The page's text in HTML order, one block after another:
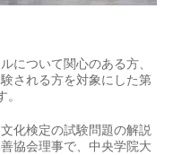
について関心のある方、
される方を対象にした第
化検定の試験問題の解説
協会理事で、中央学院大